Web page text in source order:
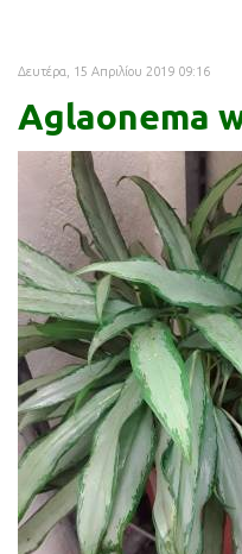
Δευτέρα, 15 Απριλίου 2019 09:16
Aglaonema